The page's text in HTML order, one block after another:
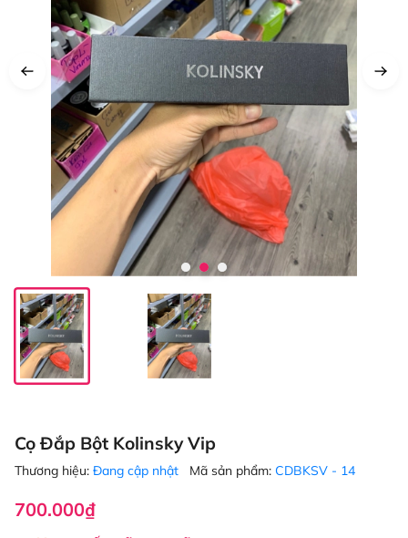
Cọ Đắp Bột Kolinsky Vip
Thương hiệu: Đang cập nhật Mã sản phẩm: CDBKSV - 14
700.000₫